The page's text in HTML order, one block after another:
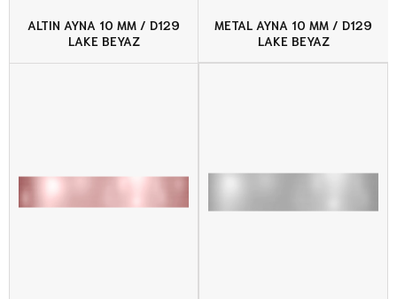
ALTIN AYNA 10 MM / D129
LAKE BEYAZ
METAL AYNA 10 MM / D129
LAKE BEYAZ